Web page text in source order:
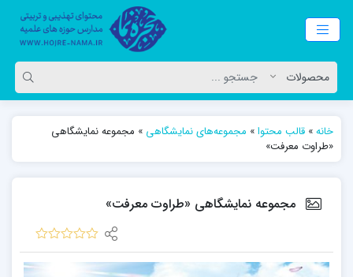
خانه» قالب محتوا» مجموعه‌های نمایشگاهی » مجموعه نمایشگاهی
«طراوت معرفت»
مجموعه نمایشگاهی «طراوت معرفت»